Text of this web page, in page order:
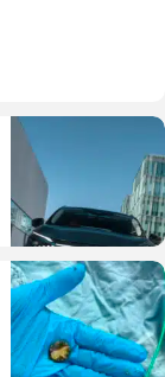
חדשות הרכב